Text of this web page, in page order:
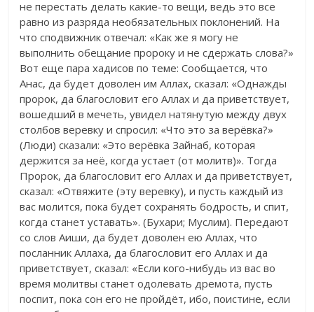
не перестать делать какие-то вещи, ведь это все
равно из разряда необязательных поклонений. На
что сподвижник отвечал: «Как же я могу не
выполнить обещание пророку и не сдержать слова?»
Вот еще пара хадисов по теме: Сообщается, что
Анас, да будет доволен им Аллах, сказал: «Однажды
пророк, да благословит его Аллах и да приветствует,
вошедший в мечеть, увидел натянутую между двух
столбов веревку и спросил: «Что это за верёвка?»
(Люди) сказали: «Это верёвка Зайнаб, которая
держится за неё, когда устает (от молитв)». Тогда
Пророк, да благословит его Аллах и да приветствует,
сказал: «Отвяжите (эту веревку), и пусть каждый из
вас молится, пока будет сохранять бодрость, и спит,
когда станет уставать». (Бухари; Муслим). Передают
со слов Аиши, да будет доволен ею Аллах, что
посланник Аллаха, да благословит его Аллах и да
приветствует, сказал: «Если кого-нибудь из вас во
время молитвы станет одолевать дремота, пусть
поспит, пока сон его не пройдёт, ибо, поистине, если